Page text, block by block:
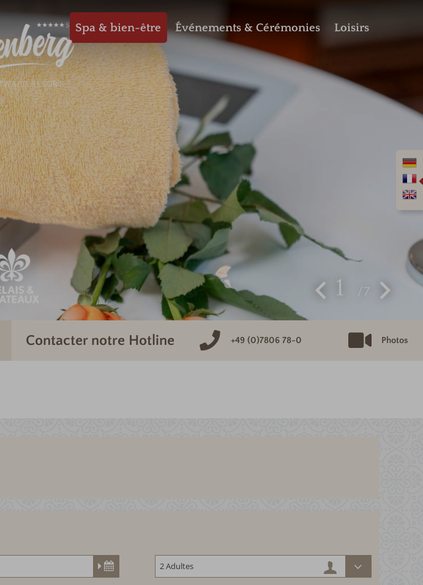
Spa & bien-être Événements & Cérémonies Loisirs
1 7
Contacter notre Hotline +49 (0)7806 78-0 Photos